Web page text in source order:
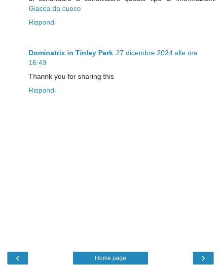
Giacca da cuoco
Rispondi
Dominatrix in Tinley Park 27 dicembre 2024 alle ore
16:49
Thannk you for sharing this
Rispondi
‹ ›
Home page